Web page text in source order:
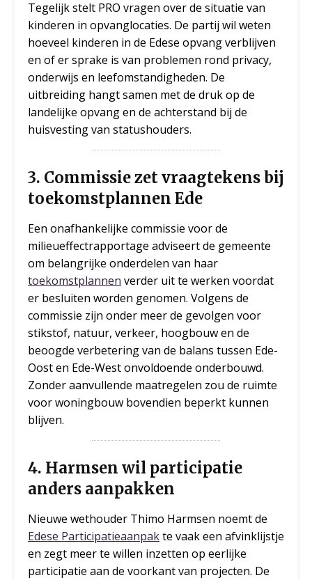
Tegelijk stelt PRO vragen over de situatie van
kinderen in opvanglocaties. De partij wil weten
hoeveel kinderen in de Edese opvang verblijven
en of er sprake is van problemen rond privacy,
onderwijs en leefomstandigheden. De
uitbreiding hangt samen met de druk op de
landelijke opvang en de achterstand bij de
huisvesting van statushouders.
3. Commissie zet vraagtekens bij
toekomstplannen Ede
Een onafhankelijke commissie voor de
milieueffectrapportage adviseert de gemeente
om belangrijke onderdelen van haar
toekomstplannen verder uit te werken voordat
er besluiten worden genomen. Volgens de
commissie zijn onder meer de gevolgen voor
stikstof, natuur, verkeer, hoogbouw en de
beoogde verbetering van de balans tussen Ede-
Oost en Ede-West onvoldoende onderbouwd.
Zonder aanvullende maatregelen zou de ruimte
voor woningbouw bovendien beperkt kunnen
blijven.
4. Harmsen wil participatie
anders aanpakken
Nieuwe wethouder Thimo Harmsen noemt de
Edese Participatieaanpakte vaak een afvinklijstje
en zegt meer te willen inzetten op eerlijke
participatie aan de voorkant van projecten. De